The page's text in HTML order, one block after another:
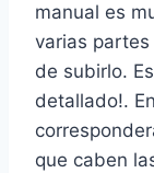
manual es
varias
de subirlo.
detallado!.
que caben